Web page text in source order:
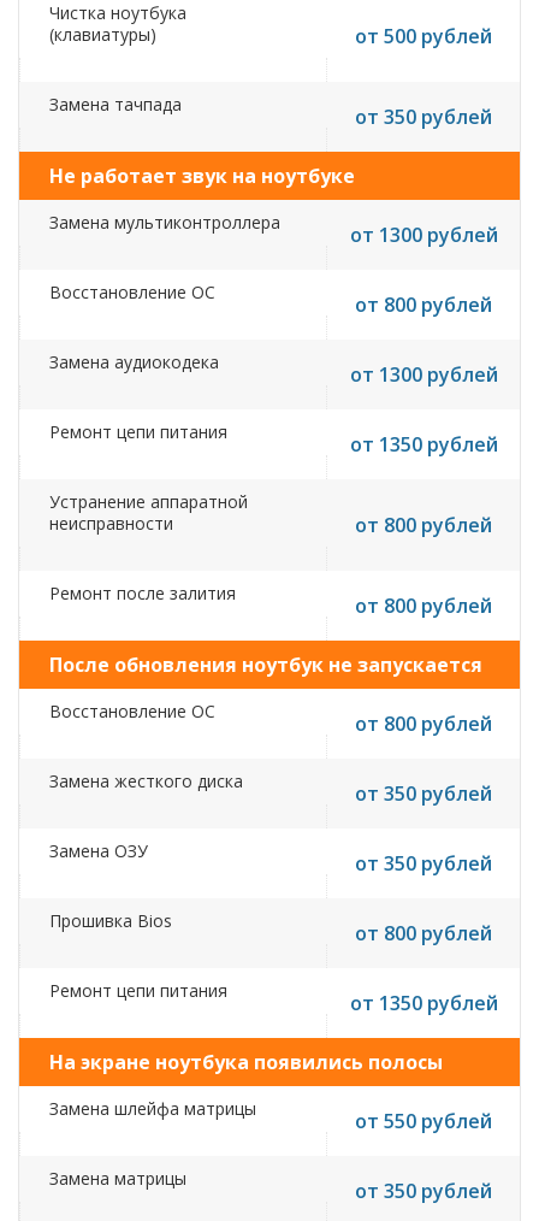
Чистка ноутбука
(клавиатуры)
от 500 рублей
Замена тачпада от 350 рублей
Не работает звук на ноутбуке
Замена мультиконтроллера от 1300 рублей
Восстановление ОС от 800 рублей
Замена аудиокодека от 1300 рублей
Ремонт цепи питания от 1350 рублей
Устранение аппаратной
неисправности
от 800 рублей
Ремонт после залития от 800 рублей
После обновления ноутбук не запускается
Восстановление ОС от 800 рублей
Замена жесткого диска от 350 рублей
Замена ОЗУ от 350 рублей
Прошивка Bios от 800 рублей
Ремонт цепи питания от 1350 рублей
На экране ноутбука появились полосы
Замена шлейфа матрицы от 550 рублей
Замена матрицы от 350 рублей